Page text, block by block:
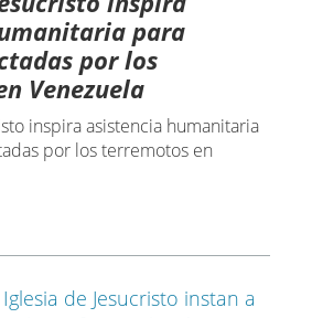
para
por los
Venezuela
inspira asistencia humanitaria
por los terremotos en